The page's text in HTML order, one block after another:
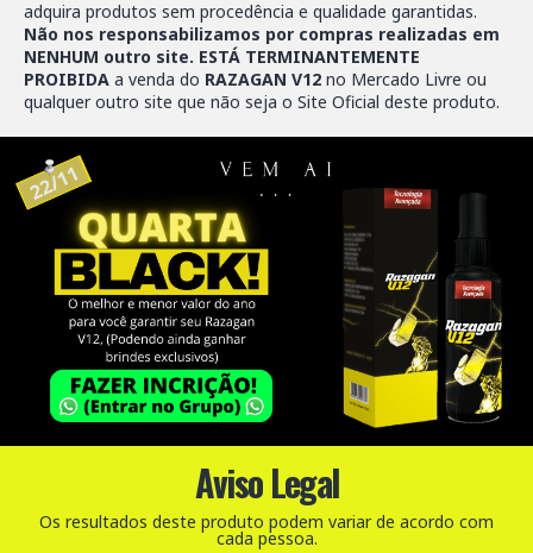
adquira produtos sem procedência e qualidade garantidas.
Não nos responsabilizamos por compras realizadas em
NENHUM outro site. ESTÁ TERMINANTEMENTE
PROIBIDA a venda do RAZAGAN V12 no Mercado Livre ou
qualquer outro site que não seja o Site Oficial deste produto.
Aviso Legal
Os resultados deste produto podem variar de acordo com
cada pessoa.